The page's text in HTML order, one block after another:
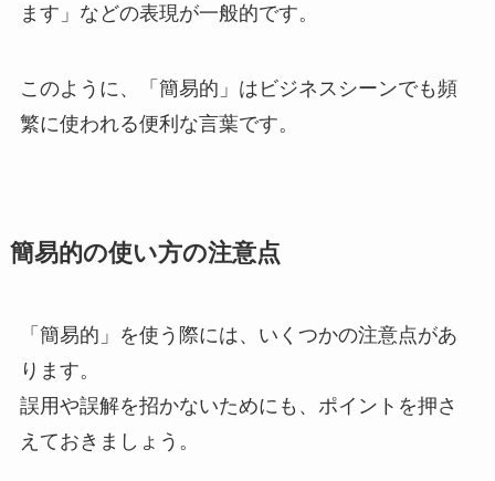
ます」などの表現が一般的です。
このように、「簡易的」はビジネスシーンでも頻
繁に使われる便利な言葉です。
簡易的の使い方の注意点
「簡易的」を使う際には、いくつかの注意点があ
ります。
誤用や誤解を招かないためにも、ポイントを押さ
えておきましょう。